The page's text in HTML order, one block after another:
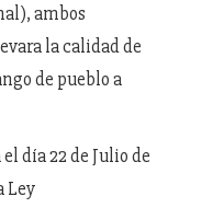
ambos
la calidad de
de pueblo a
día 22 de Julio de
Ley